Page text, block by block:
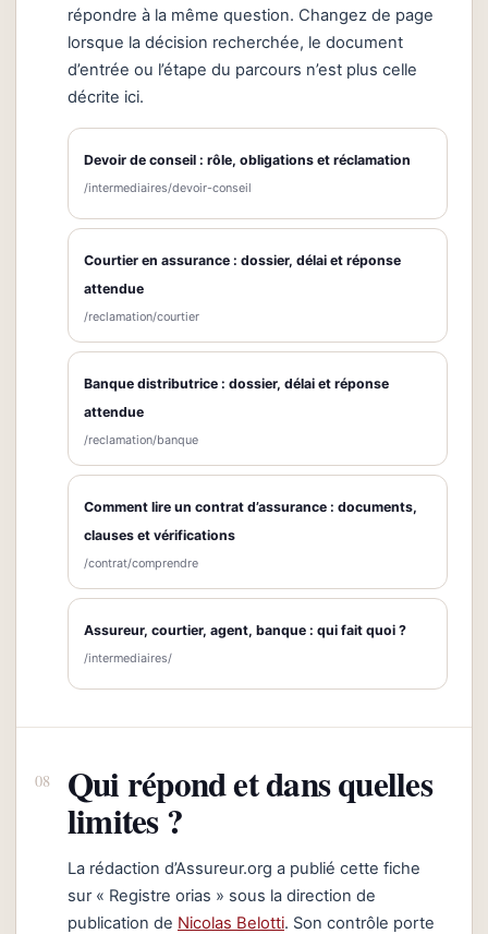
répondre à la même question. Changez de page
lorsque la décision recherchée, le document
d’entrée ou l’étape du parcours n’est plus celle
décrite ici.
Devoir de conseil : rôle, obligations et réclamation
/intermediaires/devoir-conseil
Courtier en assurance : dossier, délai et réponse
attendue
/reclamation/courtier
Banque distributrice : dossier, délai et réponse
attendue
/reclamation/banque
Comment lire un contrat d’assurance : documents,
clauses et vérifications
/contrat/comprendre
Assureur, courtier, agent, banque : qui fait quoi ?
/intermediaires/
Qui répond et dans quelles
limites ?
La rédaction d’Assureur.org a publié cette fiche
sur « Registre orias » sous la direction de
publication de Nicolas Belotti. Son contrôle porte